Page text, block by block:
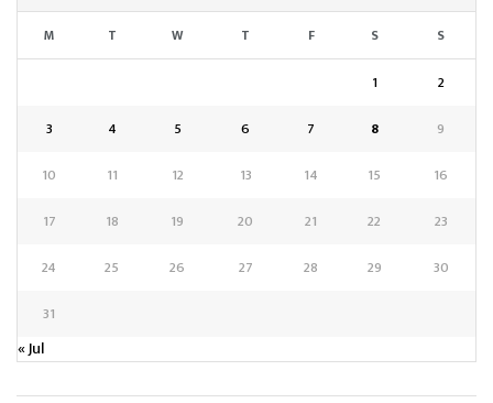
M T W T F S S
1
2
3
4 5 6 7 8
9
10
11 12 13 14 15
16
17
18 19 20 21 22
23
24
25 26 27 28 29
30
31
« Jul